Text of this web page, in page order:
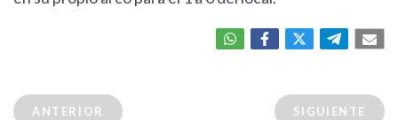
ANTERIOR SIGUIENTE